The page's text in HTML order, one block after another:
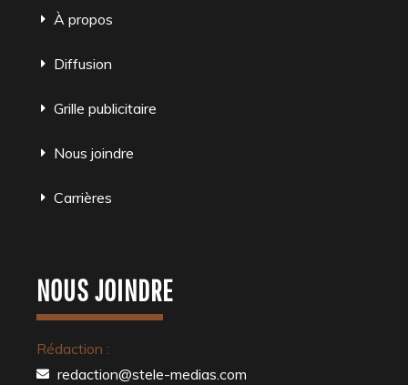
À propos
Diffusion
Grille publicitaire
Nous joindre
Carrières
NOUS JOINDRE
Rédaction :
redaction@stele-medias.com